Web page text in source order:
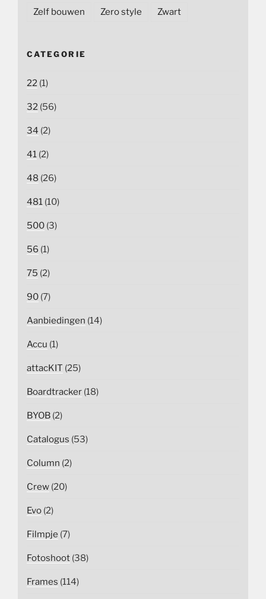
Zelf bouwen Zero style Zwart
CATEGORIE
22 (1)
32 (56)
34 (2)
41 (2)
48 (26)
481 (10)
500 (3)
56 (1)
75 (2)
90 (7)
Aanbiedingen (14)
Accu (1)
attacKIT (25)
Boardtracker (18)
BYOB (2)
Catalogus (53)
Column (2)
Crew (20)
Evo (2)
Filmpje (7)
Fotoshoot (38)
Frames (114)